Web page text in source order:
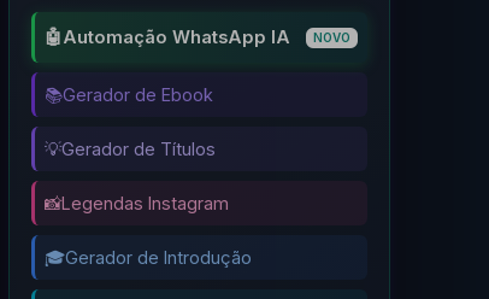
🤖Automação WhatsApp IA NOVO
📚Gerador de Ebook
💡Gerador de Títulos
📸Legendas Instagram
🎓Gerador de Introdução